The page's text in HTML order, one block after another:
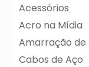
Acessórios
Acro na Mídia
Amarração de
Cabos de Aço